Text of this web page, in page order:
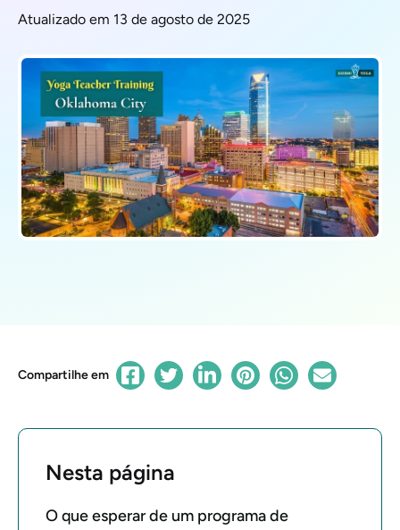
Atualizado em 13 de agosto de 2025
Compartilhe em
Nesta página
O que esperar de um programa de